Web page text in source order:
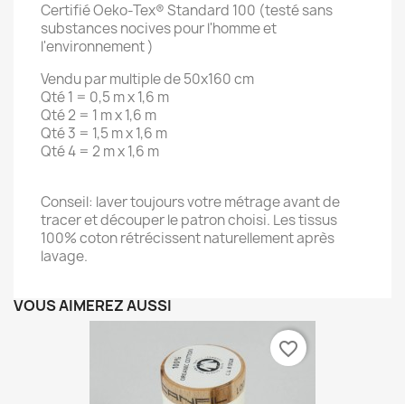
Certifié Oeko-Tex® Standard 100 (testé sans
substances nocives pour l'homme et
l'environnement )
Vendu par multiple de 50x160 cm
Qté 1 = 0,5 m x 1,6 m
Qté 2 = 1 m x 1,6 m
Qté 3 = 1,5 m x 1,6 m
Qté 4 = 2 m x 1,6 m
Conseil: laver toujours votre métrage avant de
tracer et découper le patron choisi. Les tissus
100% coton rétrécissent naturellement après
lavage.
VOUS AIMEREZ AUSSI
favorite_border